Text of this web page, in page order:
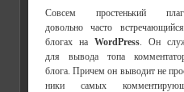
Совсем простенький
довольно часто
блогах на WordPress. Он
для вывода топа
блога. Причем он выводит не
ники самых